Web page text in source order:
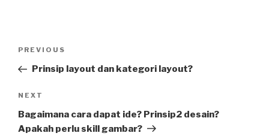
Previous
Post
PREVIOUS
Prinsip layout dan kategori layout?
Next
Post
NEXT
Bagaimana cara dapat ide? Prinsip2 desain?
Apakah perlu skill gambar?